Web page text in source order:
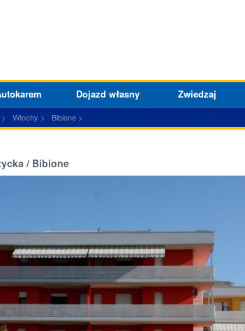
Dojazd własny Zwiedzaj
Włochy Bibione
/ Bibione